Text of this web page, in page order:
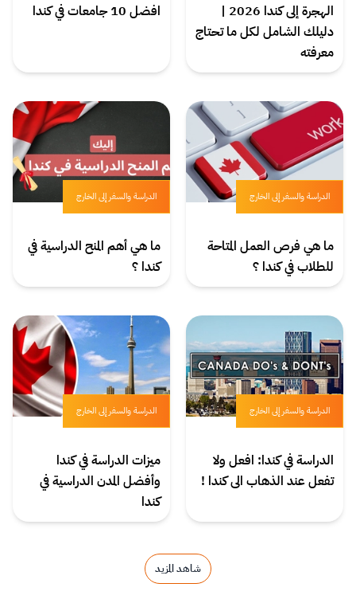
الهجرة إلى كندا 2026 |
دليلك الشامل لكل ما تحتاج
معرفته
افضل 10 جامعات في كندا
الدراسة والسفر إلى الخارج
ما هي فرص العمل المتاحة
للطلاب في كندا ؟
الدراسة والسفر إلى الخارج
ما هي أهم المنح الدراسية في
كندا ؟
الدراسة والسفر إلى الخارج
الدراسة في كندا: افعل ولا
تفعل عند الذهاب الى كندا !
الدراسة والسفر إلى الخارج
ميزات الدراسة في كندا
وأفضل المدن الدراسية في
كندا
شاهد المزيد